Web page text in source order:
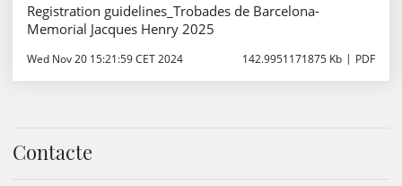
Registration guidelines_Trobades de Barcelona-
Memorial Jacques Henry 2025
Wed Nov 20 15:21:59 CET 2024 142.9951171875 Kb PDF
Contacte